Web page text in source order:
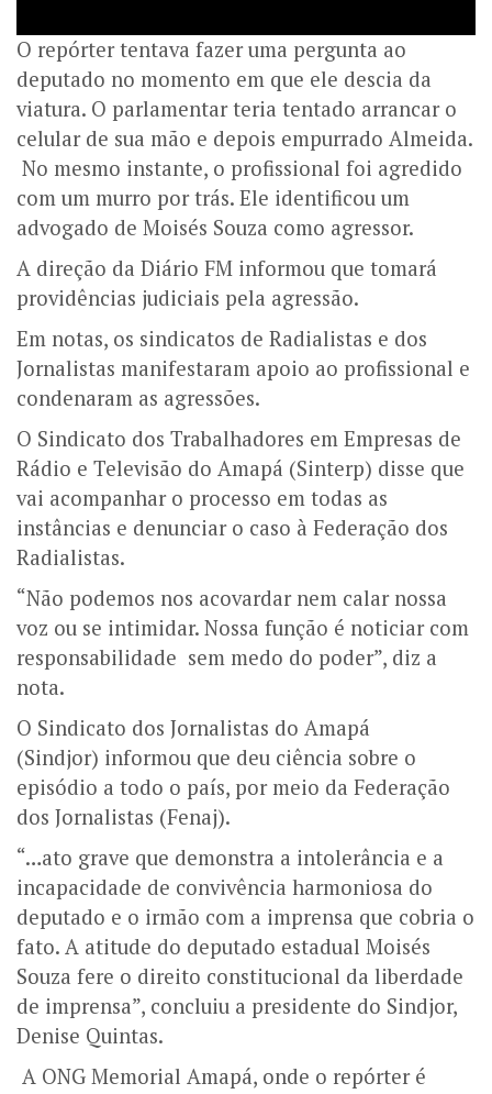
O repórter tentava fazer uma pergunta ao
deputado no momento em que ele descia da
viatura. O parlamentar teria tentado arrancar o
celular de sua mão e depois empurrado Almeida.
No mesmo instante, o profissional foi agredido
com um murro por trás. Ele identificou um
advogado de Moisés Souza como agressor.
A direção da Diário FM informou que tomará
providências judiciais pela agressão.
Em notas, os sindicatos de Radialistas e dos
Jornalistas manifestaram apoio ao profissional e
condenaram as agressões.
O Sindicato dos Trabalhadores em Empresas de
Rádio e Televisão do Amapá (Sinterp) disse que
vai acompanhar o processo em todas as
instâncias e denunciar o caso à Federação dos
Radialistas.
“Não podemos nos acovardar nem calar nossa
voz ou se intimidar. Nossa função é noticiar com
responsabilidade sem medo do poder”, diz a
nota.
O Sindicato dos Jornalistas do Amapá
(Sindjor) informou que deu ciência sobre o
episódio a todo o país, por meio da Federação
dos Jornalistas (Fenaj).
“…ato grave que demonstra a intolerância e a
incapacidade de convivência harmoniosa do
deputado e o irmão com a imprensa que cobria o
fato. A atitude do deputado estadual Moisés
Souza fere o direito constitucional da liberdade
de imprensa”, concluiu a presidente do Sindjor,
Denise Quintas.
A ONG Memorial Amapá, onde o repórter é